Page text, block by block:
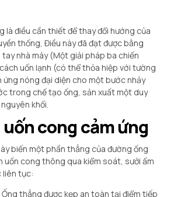
là điều cần thiết để thay đổi hướng của
thống, Điều này đã đạt được bằng
nhà máy (Một giải pháp ba chiến
uốn lạnh (có thể thỏa hiệp với tường
ứng nóng đại diện cho một bước nhảy
trong chế tạo ống, sản xuất một duy
khối.
cong cảm ứng
biến một phần thẳng của đường ống
uốn cong thông qua kiểm soát, sưởi ấm
liên tục:
Ống thẳng được kẹp an toàn tại điểm tiếp